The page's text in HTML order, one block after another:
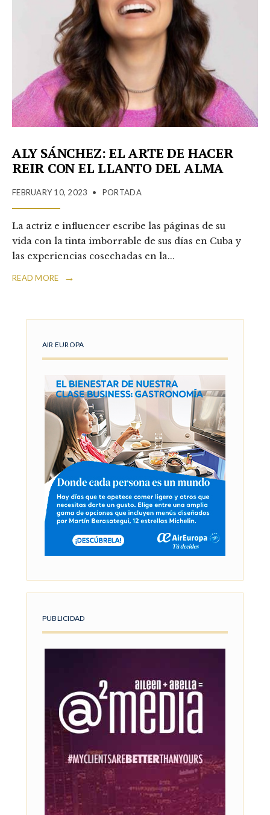
ALY SÁNCHEZ: EL ARTE DE HACER
REIR CON EL LLANTO DEL ALMA
FEBRUARY 10, 2023 • PORTADA
La actriz e influencer escribe las páginas de su
vida con la tinta imborrable de sus días en Cuba y
las experiencias cosechadas en la...
READ MORE →
AIR EUROPA
PUBLICIDAD